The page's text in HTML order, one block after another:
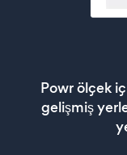
Powr ölçek
gelişmiş